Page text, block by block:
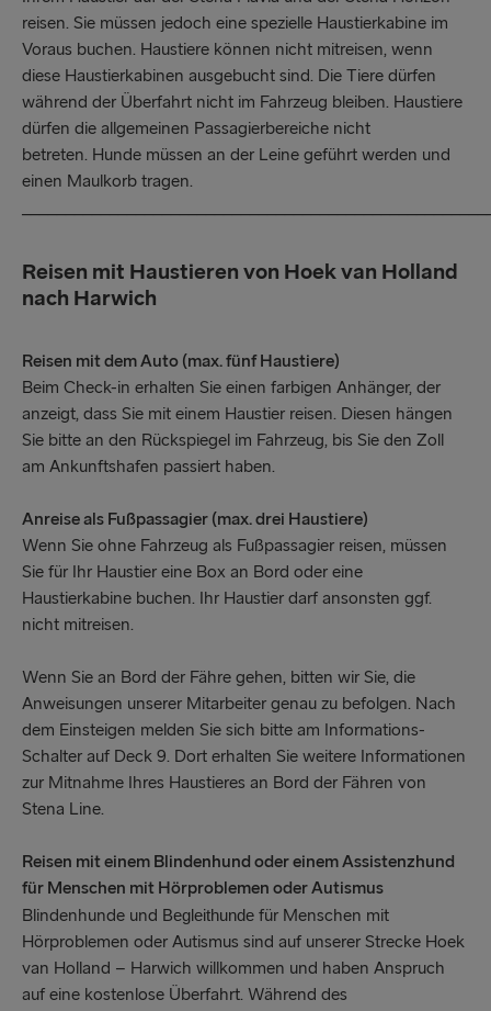
reisen. Sie müssen jedoch eine spezielle Haustierkabine im
Voraus buchen. Haustiere können nicht mitreisen, wenn
diese Haustierkabinen ausgebucht sind. Die Tiere dürfen
während der Überfahrt nicht im Fahrzeug bleiben. Haustiere
dürfen die allgemeinen Passagierbereiche nicht
betreten. Hunde müssen an der Leine geführt werden und
einen Maulkorb tragen.
Reisen mit Haustieren von Hoek van Holland
nach Harwich
Reisen mit dem Auto (max. fünf Haustiere)
Beim Check-in erhalten Sie einen farbigen Anhänger, der
anzeigt, dass Sie mit einem Haustier reisen. Diesen hängen
Sie bitte an den Rückspiegel im Fahrzeug, bis Sie den Zoll
am Ankunftshafen passiert haben.
Anreise als Fußpassagier (max. drei Haustiere)
Wenn Sie ohne Fahrzeug als Fußpassagier reisen, müssen
Sie für Ihr Haustier eine Box an Bord oder eine
Haustierkabine buchen. Ihr Haustier darf ansonsten ggf.
nicht mitreisen.
Wenn Sie an Bord der Fähre gehen, bitten wir Sie, die
Anweisungen unserer Mitarbeiter genau zu befolgen. Nach
dem Einsteigen melden Sie sich bitte am Informations-
Schalter auf Deck 9. Dort erhalten Sie weitere Informationen
zur Mitnahme Ihres Haustieres an Bord der Fähren von
Stena Line.
Reisen mit einem Blindenhund oder einem Assistenzhund
für Menschen mit Hörproblemen oder Autismus
Blindenhunde und Begleithunde für Menschen mit
Hörproblemen oder Autismus sind auf unserer Strecke Hoek
van Holland – Harwich willkommen und haben Anspruch
auf eine kostenlose Überfahrt. Während des